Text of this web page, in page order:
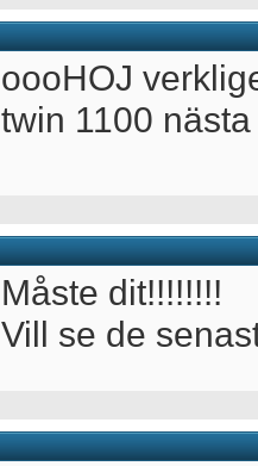
oooHOJ
twin 1100
Måste dit!!!!!!!!
Vill se de